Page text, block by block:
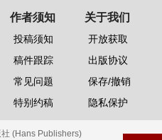
作者须知
投稿须知
稿件跟踪
常见问题
特别约稿
关于我们
开放获取
出版协议
保存/撤销
隐私保护
(Hans Publishers)